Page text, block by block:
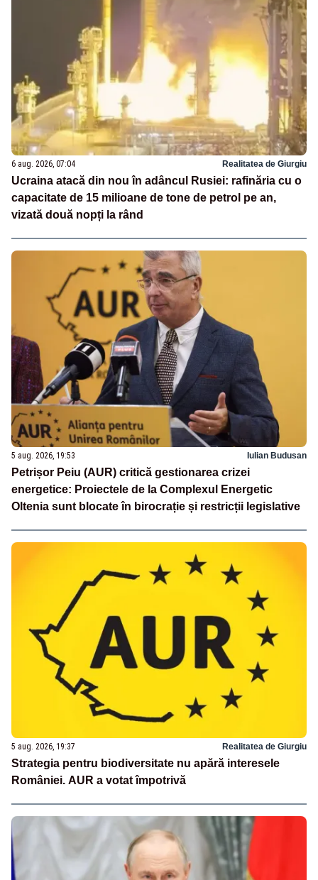
6 aug. 2026, 07:04 Realitatea de Giurgiu
Ucraina atacă din nou în adâncul Rusiei: rafinăria cu o
capacitate de 15 milioane de tone de petrol pe an,
vizată două nopți la rând
5 aug. 2026, 19:53 Iulian Budusan
Petrișor Peiu (AUR) critică gestionarea crizei
energetice: Proiectele de la Complexul Energetic
Oltenia sunt blocate în birocrație și restricții legislative
5 aug. 2026, 19:37 Realitatea de Giurgiu
Strategia pentru biodiversitate nu apără interesele
României. AUR a votat împotrivă